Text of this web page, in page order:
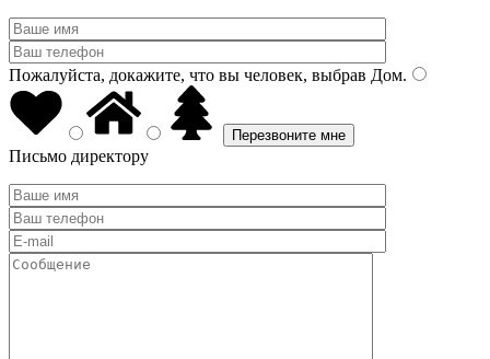
Пожалуйста, докажите, что вы человек, выбрав Дом.
Письмо директору